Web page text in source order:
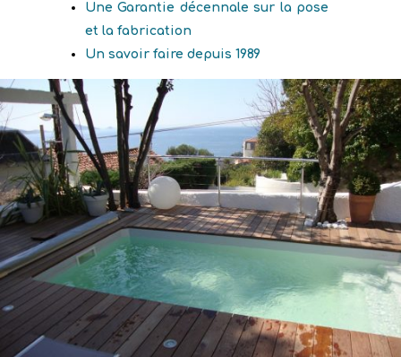
Une Garantie décennale sur la pose
et la fabrication
Un savoir faire depuis 1989